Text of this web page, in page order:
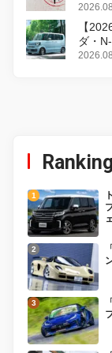
【
ダ・
感
Ranking